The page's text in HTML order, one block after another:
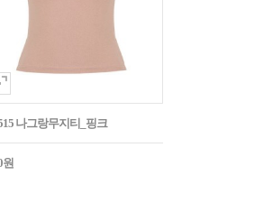
나그랑무지티_핑크
원